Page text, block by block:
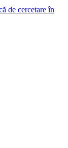
de cercetare în